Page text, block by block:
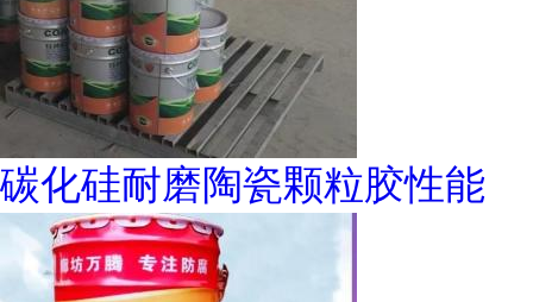
碳化硅耐磨陶瓷颗粒胶性能